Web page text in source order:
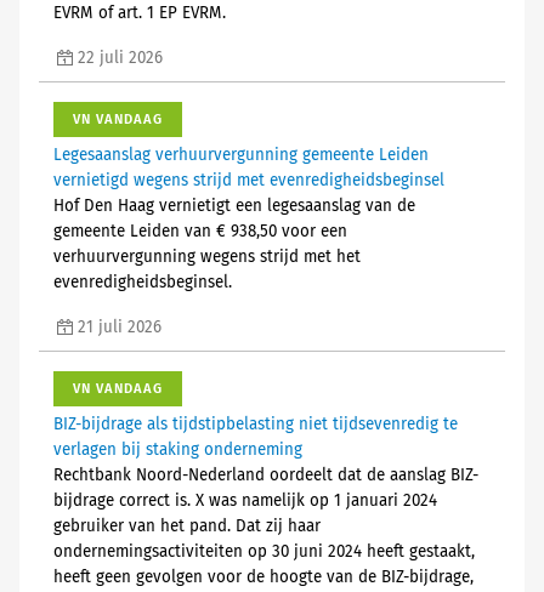
EVRM of art. 1 EP EVRM.
22 juli 2026
VN VANDAAG
Legesaanslag verhuurvergunning gemeente Leiden
vernietigd wegens strijd met evenredigheidsbeginsel
Hof Den Haag vernietigt een legesaanslag van de
gemeente Leiden van € 938,50 voor een
verhuurvergunning wegens strijd met het
evenredigheidsbeginsel.
21 juli 2026
VN VANDAAG
BIZ-bijdrage als tijdstipbelasting niet tijdsevenredig te
verlagen bij staking onderneming
Rechtbank Noord-Nederland oordeelt dat de aanslag BIZ-
bijdrage correct is. X was namelijk op 1 januari 2024
gebruiker van het pand. Dat zij haar
ondernemingsactiviteiten op 30 juni 2024 heeft gestaakt,
heeft geen gevolgen voor de hoogte van de BIZ-bijdrage,